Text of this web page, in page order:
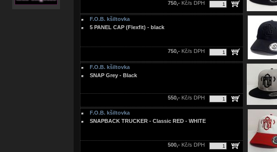
750,-Kč/s DPH
F.O.B. kšiltovka
5 PANEL CAP (Flexfit) - black
750,-Kč/s DPH
F.O.B. kšiltovka
SNAP Grey - Black
550,-Kč/s DPH
F.O.B. kšiltovka
SNAPBACK TRUCKER - Classic RED - WHITE
500,-Kč/s DPH